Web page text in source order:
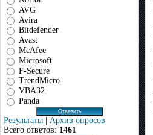
AVG
Avira
Bitdefender
Avast
McAfee
Microsoft
F-Secure
TrendMicro
VBA32
Panda
Результаты | Архив опросов
Всего ответов: 1461